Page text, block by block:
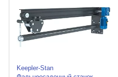
Keepler-Stan